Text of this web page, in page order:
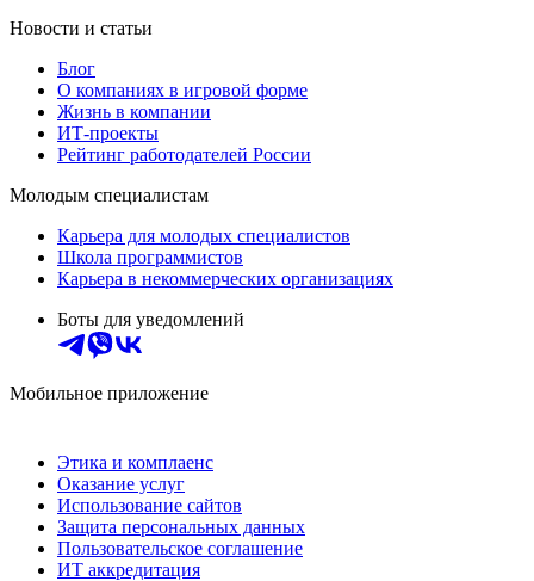
Новости и статьи
Блог
О компаниях в игровой форме
Жизнь в компании
ИТ-проекты
Рейтинг работодателей России
Молодым специалистам
Карьера для молодых специалистов
Школа программистов
Карьера в некоммерческих организациях
Боты для уведомлений
Мобильное приложение
Этика и комплаенс
Оказание услуг
Использование сайтов
Защита персональных данных
Пользовательское соглашение
ИТ аккредитация